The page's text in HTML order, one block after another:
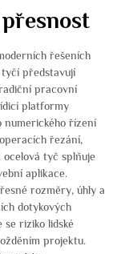
řešeních
představují
pracovní
platformy
numerického řízení
řezání,
ocelová tyč splňuje
aplikace.
rozměry, úhly a
dotykových
se riziko lidské
projektu.